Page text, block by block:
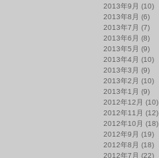
2013年9月 (10)
2013年8月 (6)
2013年7月 (7)
2013年6月 (8)
2013年5月 (9)
2013年4月 (10)
2013年3月 (9)
2013年2月 (10)
2013年1月 (9)
2012年12月 (10)
2012年11月 (12)
2012年10月 (18)
2012年9月 (19)
2012年8月 (18)
2012年7月 (22)